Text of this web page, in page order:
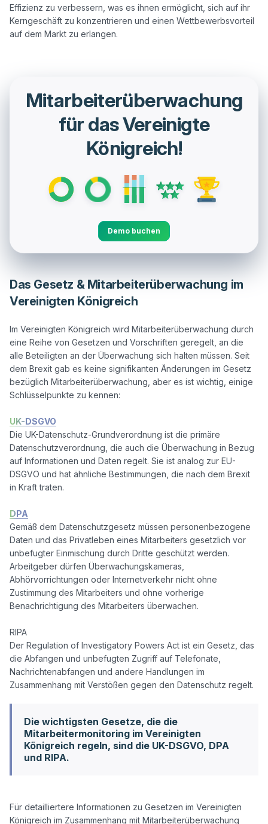
Effizienz zu verbessern, was es ihnen ermöglicht, sich auf ihr
Kerngeschäft zu konzentrieren und einen Wettbewerbsvorteil
Mitarbeiterüberwachung
für das Vereinigte
Königreich!
Demo buchen
Das Gesetz & Mitarbeiterüberwachung im
Vereinigten Königreich
Im Vereinigten Königreich wird Mitarbeiterüberwachung durch
eine Reihe von Gesetzen und Vorschriften geregelt, an die
alle Beteiligten an der Überwachung sich halten müssen. Seit
dem Brexit gab es keine signifikanten Änderungen im Gesetz
bezüglich Mitarbeiterüberwachung, aber es ist wichtig, einige
Schlüsselpunkte zu kennen:
UK-DSGVO
Die UK-Datenschutz-Grundverordnung ist die primäre
Datenschutzverordnung, die auch die Überwachung in Bezug
auf Informationen und Daten regelt. Sie ist analog zur EU-
DSGVO und hat ähnliche Bestimmungen, die nach dem Brexit
in Kraft traten.
DPA
Gemäß dem Datenschutzgesetz müssen personenbezogene
Daten und das Privatleben eines Mitarbeiters gesetzlich vor
unbefugter Einmischung durch Dritte geschützt werden.
Arbeitgeber dürfen Überwachungskameras,
Abhörvorrichtungen oder Internetverkehr nicht ohne
Zustimmung des Mitarbeiters und ohne vorherige
Benachrichtigung des Mitarbeiters überwachen.
RIPA
Der Regulation of Investigatory Powers Act ist ein Gesetz, das
die Abfangen und unbefugten Zugriff auf Telefonate,
Nachrichtenabfangen und andere Handlungen im
Die wichtigsten Gesetze, die die
Mitarbeitermonitoring im Vereinigten
Königreich regeln, sind die UK-DSGVO, DPA
und RIPA.
Für detailliertere Informationen zu Gesetzen im Vereinigten
Königreich im Zusammenhang mit Mitarbeiterüberwachung